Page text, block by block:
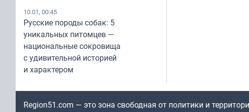
10.01, 00:45
Русские породы собак: 5
уникальных питомцев —
национальные сокровища
с удивительной историей
и характером
Region51.com — это зона свободная от политики и